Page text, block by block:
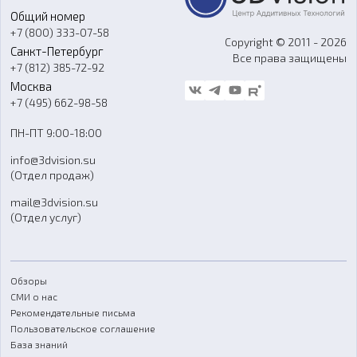
Программное обеспечение
Ремонт и услуги
О компании
Контакты
Гос. закупки
Стать дилером
Блог
FAQ
Общий номер
+7 (800) 333-07-58
Санкт-Петербург
+7 (812) 385-72-92
Москва
+7 (495) 662-98-58
ПН-ПТ 9:00-18:00
info@3dvision.su
(Отдел продаж)
mail@3dvision.su
(Отдел услуг)
Copyright © 2011 - 2026
Все права защищены
Обзоры
СМИ о нас
Рекомендательные письма
Пользовательское соглашение
База знаний